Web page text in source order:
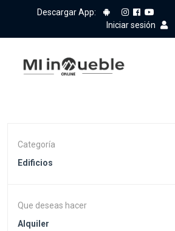
Descargar App:
Iniciar sesión
Categoría
Edificios
Que deseas hacer
Alquiler